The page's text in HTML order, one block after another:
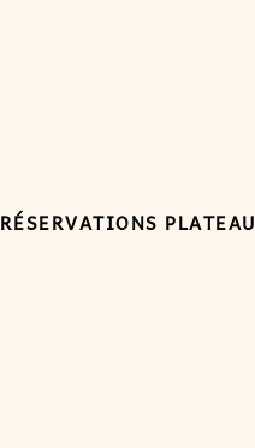
RÉSERVATIONS PLATEAU